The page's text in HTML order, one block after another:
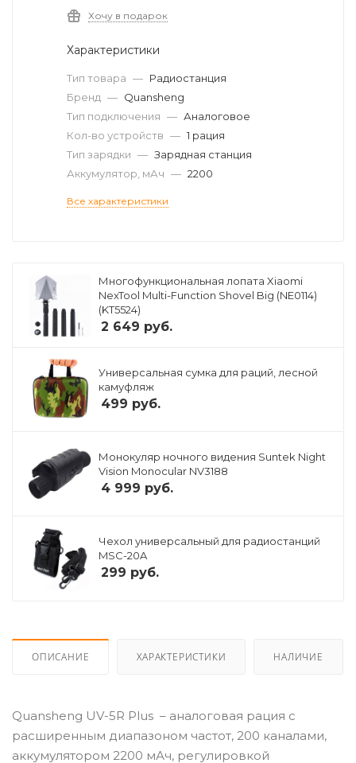
Хочу в подарок
Характеристики
Тип товара — Радиостанция
Бренд — Quansheng
Тип подключения — Аналоговое
Кол-во устройств — 1 рация
Тип зарядки — Зарядная станция
Аккумулятор, мАч — 2200
Все характеристики
Многофункциональная лопата Xiaomi
NexTool Multi-Function Shovel Big (NE0114)
(KT5524)
2 649 руб.
Универсальная сумка для раций, лесной
камуфляж
499 руб.
Монокуляр ночного видения Suntek Night
Vision Monocular NV3188
4 999 руб.
Чехол универсальный для радиостанций
MSC-20A
299 руб.
ОПИСАНИЕ ХАРАКТЕРИСТИКИ НАЛИЧИЕ
Quansheng UV-5R Plus – аналоговая рация с
расширенным диапазоном частот, 200 каналами,
аккумулятором 2200 мАч, регулировкой